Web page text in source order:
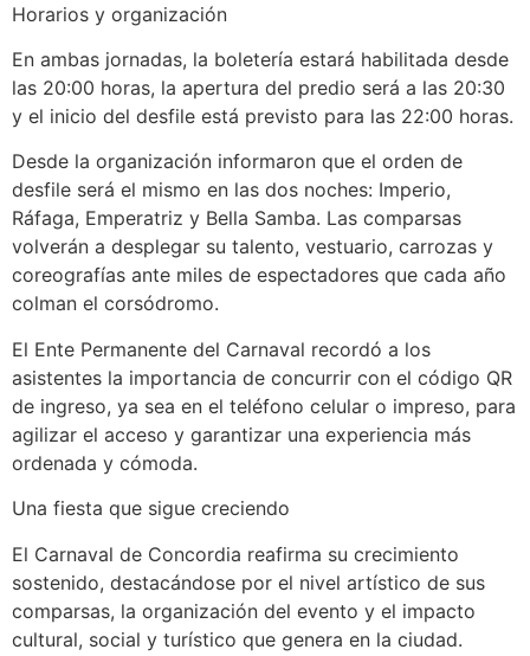
Horarios y organización
En ambas jornadas, la boletería estará habilitada desde
las 20:00 horas, la apertura del predio será a las 20:30
y el inicio del desfile está previsto para las 22:00 horas.
Desde la organización informaron que el orden de
desfile será el mismo en las dos noches: Imperio,
Ráfaga, Emperatriz y Bella Samba. Las comparsas
volverán a desplegar su talento, vestuario, carrozas y
coreografías ante miles de espectadores que cada año
colman el corsódromo.
El Ente Permanente del Carnaval recordó a los
asistentes la importancia de concurrir con el código QR
de ingreso, ya sea en el teléfono celular o impreso, para
agilizar el acceso y garantizar una experiencia más
ordenada y cómoda.
Una fiesta que sigue creciendo
El Carnaval de Concordia reafirma su crecimiento
sostenido, destacándose por el nivel artístico de sus
comparsas, la organización del evento y el impacto
cultural, social y turístico que genera en la ciudad.